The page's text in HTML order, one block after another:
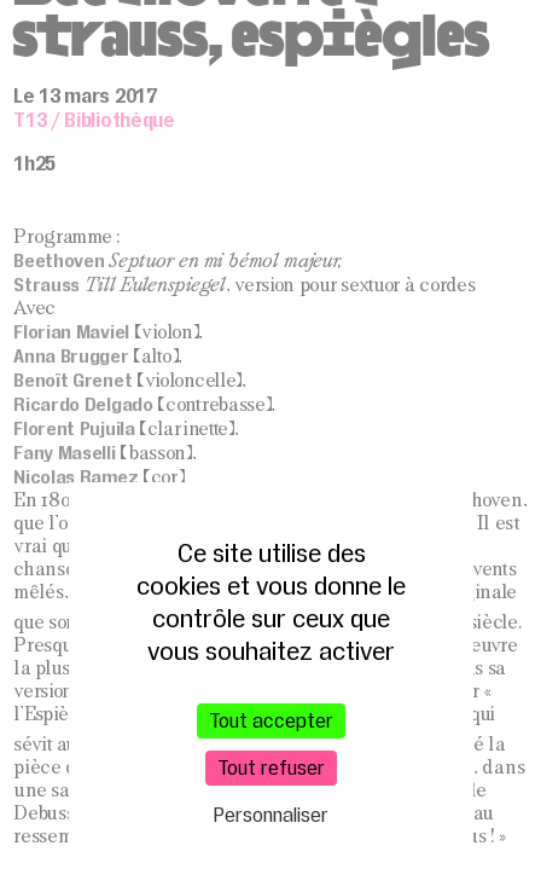
strauss, espiègles
Le 13 mars 2017
T13 / Bibliothèque
1h25
Programme :
Beethoven Septuor en mi bémol majeur,
Strauss Till Eulenspiegel, version pour sextuor à cordes
Avec
Florian Maviel (violon),
Anna Brugger (alto),
Benoît Grenet (violoncelle),
Ricardo Delgado (contrebasse),
Florent Pujuila(clarinette),
Fany Maselli(basson),
Nicolas Ramez (cor)
En 1800, le public viennois célèbre le
de Beethoven,
que l’on prend pour une sérénade, hommage à Mozart. Il est
vrai que, dans
l’Andante, le compositeur emprunte une
chanson des bateliers du Rhin… Avec ses cordes et ses vents
mêlés, l’œuvre est une petite symphonie cachée, si originale
que son influence sera immense tout au long du XIX
siècle.
Presque un siècle plus tard, en 1895, Strauss réalise l’œuvre
la plus virtuose qui soit, donnée lors de ce concert dans sa
version pour sextuor. Moins intéressé par « Till » que par «
l’Espiègle », il oublie le meneur de révoltes de paysans qui
sévit au XIV
siècle. Il veut une parodie : « J’ai composé la
pièce dans l’intention qu’on pût bien rire, pour une fois, dans
une salle de concerts ! » Message bien reçu d’un Claude
Debussy admiratif, effrayé et un peu jaloux : « Ce morceau
ressemble à une heure de musique nouvelle chez les fous ! »
Ce site utilise des
cookies et vous donne le
contrôle sur ceux que
vous souhaitez activer
Tout accepter
Tout refuser
Personnaliser